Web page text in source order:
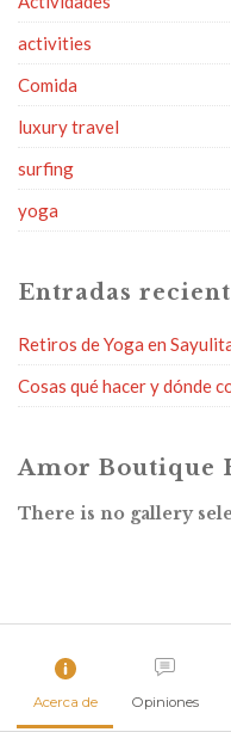
activities
Comida
luxury travel
surfing
yoga
Entradas
Retiros de Yoga en
Cosas qué hacer y dónde
Amor Boutique
There is no gallery
Acerca de Opiniones